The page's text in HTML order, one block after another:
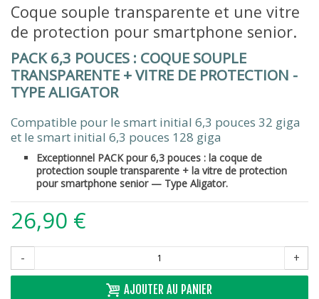
Coque souple transparente et une vitre
de protection pour smartphone senior.
PACK 6,3 POUCES : COQUE SOUPLE
TRANSPARENTE + VITRE DE PROTECTION -
TYPE ALIGATOR
Compatible pour le smart initial 6,3 pouces 32 giga
et le smart initial 6,3 pouces 128 giga
Exceptionnel PACK pour 6,3 pouces : la coque de
protection souple transparente + la vitre de protection
pour smartphone senior — Type Aligator.
26,90 €
- +
AJOUTER AU PANIER